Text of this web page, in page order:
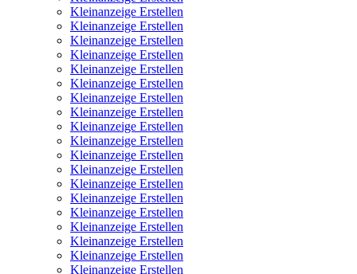
Kleinanzeige Erstellen
Kleinanzeige Erstellen
Kleinanzeige Erstellen
Kleinanzeige Erstellen
Kleinanzeige Erstellen
Kleinanzeige Erstellen
Kleinanzeige Erstellen
Kleinanzeige Erstellen
Kleinanzeige Erstellen
Kleinanzeige Erstellen
Kleinanzeige Erstellen
Kleinanzeige Erstellen
Kleinanzeige Erstellen
Kleinanzeige Erstellen
Kleinanzeige Erstellen
Kleinanzeige Erstellen
Kleinanzeige Erstellen
Kleinanzeige Erstellen
Kleinanzeige Erstellen